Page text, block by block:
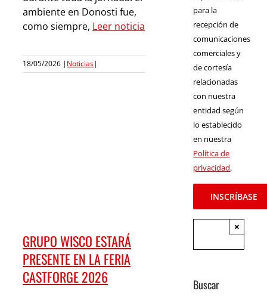
ambiente en Donosti fue,
como siempre, Leer noticia
18/05/2026 | Noticias|
GRUPO WISCO ESTARÁ
PRESENTE EN LA FERIA
CASTFORGE 2026
para la
recepción de
comunicaciones
comerciales y
de cortesía
relacionadas
con nuestra
entidad según
lo establecido
en nuestra
Política de
privacidad.
×
Buscar